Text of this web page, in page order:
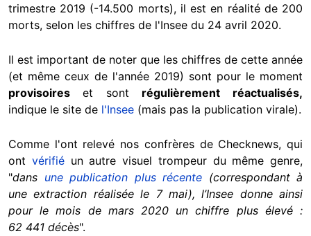
trimestre 2019 (-14.500 morts), il est en réalité de 200
morts, selon les chiffres de l'Insee du 24 avril 2020.
Il est important de noter que les chiffres de cette année
(et même ceux de l'année 2019) sont pour le moment
provisoires et sont régulièrement réactualisés,
indique le site de l'Insee (mais pas la publication virale).
Comme l'ont relevé nos confrères de Checknews, qui
ont vérifié un autre visuel trompeur du même genre,
"dans une publication plus récente (correspondant à
une extraction réalisée le 7 mai), l’Insee donne ainsi
pour le mois de mars 2020 un chiffre plus élevé :
62 441 décès".